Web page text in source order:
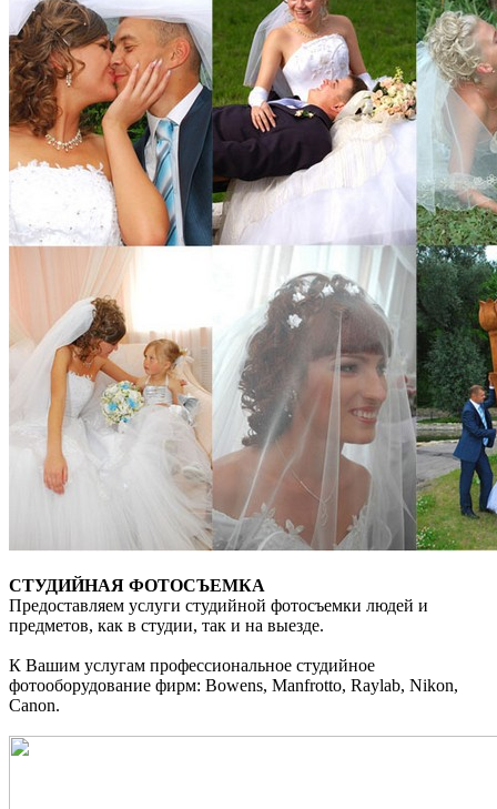
СТУДИЙНАЯ ФОТОСЪЕМКА
Предоставляем услуги студийной фотосъемки людей и
предметов, как в студии, так и на выезде.
К Вашим услугам профессиональное студийное
фотооборудование фирм: Bowens, Manfrotto, Raylab, Nikon,
Canon.